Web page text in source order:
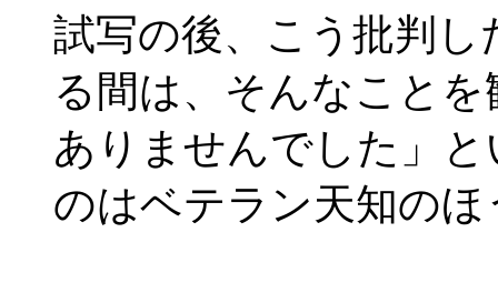
試写の後、こう批判
る間は、そんなこと
ありませんでした」
のはベテラン天知の